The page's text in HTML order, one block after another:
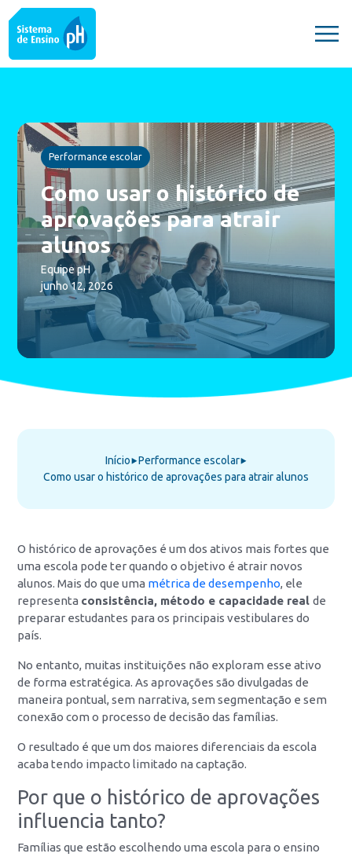
Performance escolar
Como usar o histórico de
aprovações para atrair
alunos
Equipe pH
junho 12, 2026
Início⯈Performance escolar⯈
Como usar o histórico de aprovações para atrair alunos
O histórico de aprovações é um dos ativos mais fortes que
uma escola pode ter quando o objetivo é atrair novos
alunos. Mais do que uma métrica de desempenho, ele
representa consistência, método e capacidade realde
preparar estudantes para os principais vestibulares do
país.
No entanto, muitas instituições não exploram esse ativo
de forma estratégica. As aprovações são divulgadas de
maneira pontual, sem narrativa, sem segmentação e sem
conexão com o processo de decisão das famílias.
O resultado é que um dos maiores diferenciais da escola
acaba tendo impacto limitado na captação.
Por que o histórico de aprovações
influencia tanto?
Famílias que estão escolhendo uma escola para o ensino